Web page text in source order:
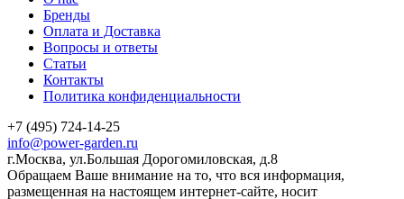
Бренды
Оплата и Доставка
Вопросы и ответы
Статьи
Контакты
Политика конфиденциальности
+7 (495) 724-14-25
info@power-garden.ru
г.Москва, ул.Большая Дорогомиловская, д.8
Обращаем Ваше внимание на то, что вся информация,
размещенная на настоящем интернет-сайте, носит